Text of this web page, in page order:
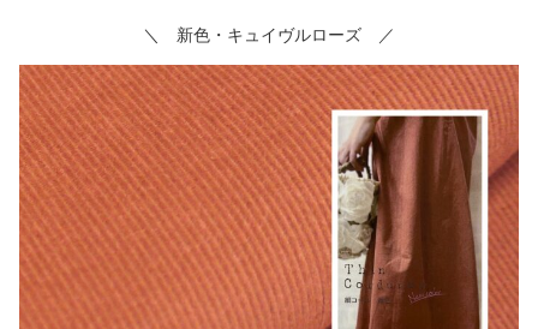
＼ 新色・キュイヴルローズ ／